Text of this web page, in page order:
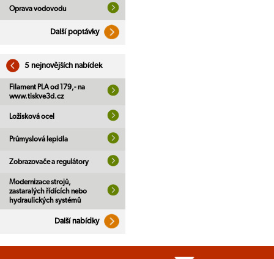
Oprava vodovodu
Další poptávky
5 nejnovějších nabídek
Filament PLA od 179,- na
www.tiskve3d.cz
Ložisková ocel
Průmyslová lepidla
Zobrazovače a regulátory
Modernizace strojů,
zastaralých řídících nebo
hydraulických systémů
Další nabídky